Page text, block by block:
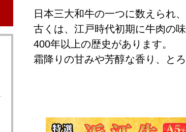
日本三大和牛の一つに数えられ
古くは、江戸時代初期に牛肉の
400年以上の歴史があります。
霜降りの甘みや芳醇な香り、と